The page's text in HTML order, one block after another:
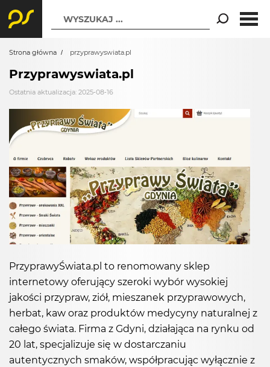
WYSZUKAJ ...
Strona główna przyprawyswiata.pl
Przyprawyswiata.pl
Ostatnia aktualizacja: 2025-08-16
PrzyprawyŚwiata.pl to renomowany sklep
internetowy oferujący szeroki wybór wysokiej
jakości przypraw, ziół, mieszanek przyprawowych,
herbat, kaw oraz produktów medycyny naturalnej z
całego świata. Firma z Gdyni, działająca na rynku od
20 lat, specjalizuje się w dostarczaniu
autentycznych smaków, współpracując wyłącznie z